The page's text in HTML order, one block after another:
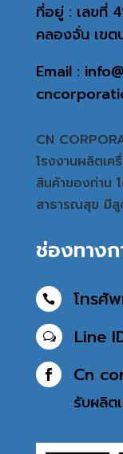
ที่อยู่ : เลขที่
คลองจั่น เขต
Email :
CN
โรงงานผลิตเ
สินค้าของท่าน
สาธารณสุข มีสู
ช่องทาง
 โทรศั
w Line
 Cn
รับผลิต